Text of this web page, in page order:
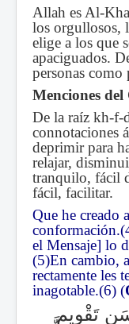
Allah es Al-
los orgullosos,
elige a los que
apaciguados.
personas como
Menciones
De la raíz kh-f-
connotaciones
deprimir para
relajar,
tranquilo, fácil
fácil, facilitar.
Que he creado
el Mensaje] lo
(5)En cambio,
rectamente les
inagotable.(6) (
تَقْوِيمٍ